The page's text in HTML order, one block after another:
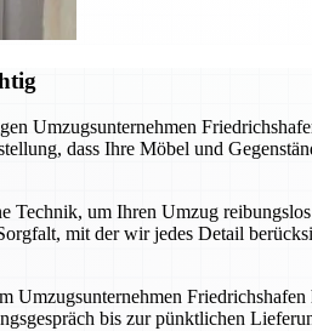
Umzugsunternehmen
dass Ihre Möbel und
um Ihren Umzug
mit der wir jedes Detail
bis zur pünktlichen